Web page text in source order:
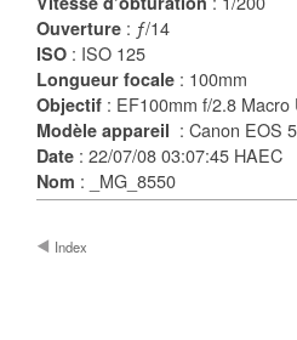
Ouverture : ƒ/14
ISO : ISO 125
Longueur focale : 100mm
Objectif : EF100mm f/2.8 Macro
Modèle appareil : Canon EOS
Date : 22/07/08 03:07:45 HAEC
Nom : _MG_8550
Index